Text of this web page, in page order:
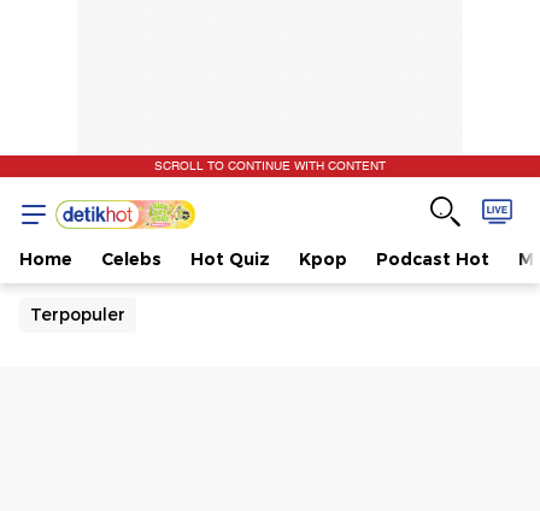
SCROLL TO CONTINUE WITH CONTENT
Home Celebs Hot Quiz Kpop Podcast Hot
Terpopuler